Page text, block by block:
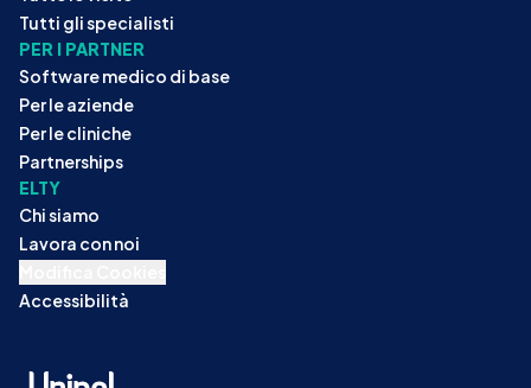
Tutti gli specialisti
PER I PARTNER
Software medico di base
Per le aziende
Per le cliniche
Partnerships
ELTY
Chi siamo
Lavora con noi
Accessibilità